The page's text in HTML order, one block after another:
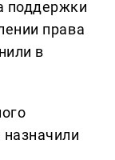
поддержки
права
в